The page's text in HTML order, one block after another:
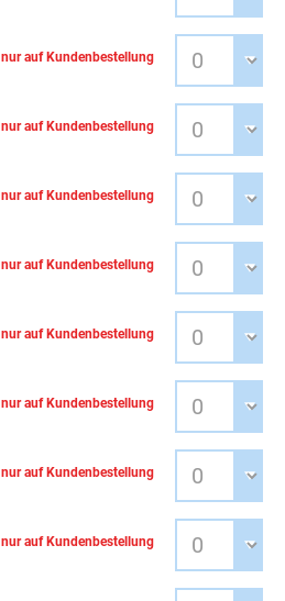
nur auf Kundenbestellung
nur auf Kundenbestellung
nur auf Kundenbestellung
nur auf Kundenbestellung
nur auf Kundenbestellung
nur auf Kundenbestellung
nur auf Kundenbestellung
nur auf Kundenbestellung